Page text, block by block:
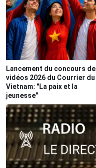
Lancement du concours de
vidéos 2026 du Courrier du
Vietnam: "La paix et la
jeunesse"